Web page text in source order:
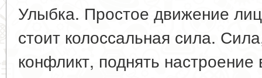
Улыбка. Простое движение
стоит колоссальная сила.
конфликт, поднять